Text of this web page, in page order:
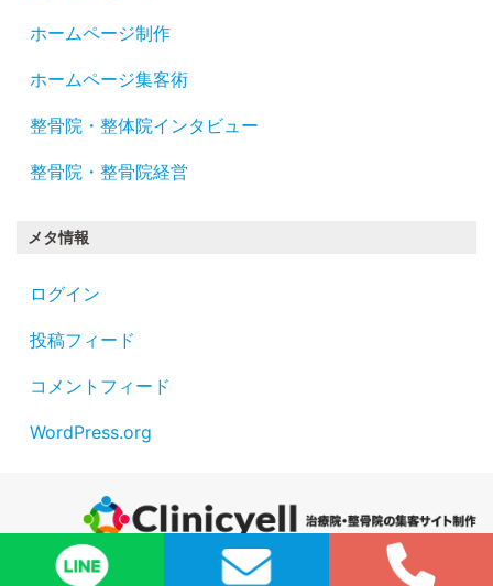
ホームページ制作
ホームページ集客術
整骨院・整体院インタビュー
整骨院・整骨院経営
メタ情報
ログイン
投稿フィード
コメントフィード
WordPress.org